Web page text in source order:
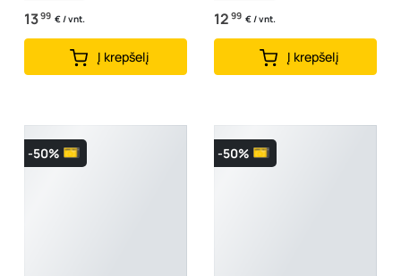
1399 € / vnt.
Į krepšelį
12 99 € / vnt.
Į krepšelį
-50% -50%